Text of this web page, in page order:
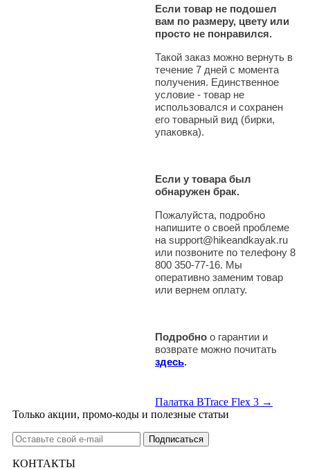
Если товар не подошел
вам по размеру, цвету или
просто не понравился.
Такой заказ можно вернуть в
течение 7 дней с момента
получения. Единственное
условие - товар не
использовался и сохранен
его товарный вид (бирки,
упаковка).
Если у товара был
обнаружен брак.
Пожалуйста, подробно
напишите о своей проблеме
на support@hikeandkayak.ru
или позвоните по телефону 8
800 350-77-16. Мы
оперативно заменим товар
или вернем оплату.
Подробно о гарантии и
возврате можно почитать
здесь.
Палатка BTrace Flex 3 →
Только акции, промо-коды и полезные статьи
КОНТАКТЫ